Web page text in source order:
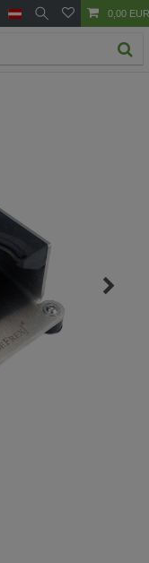
0,00 EUR